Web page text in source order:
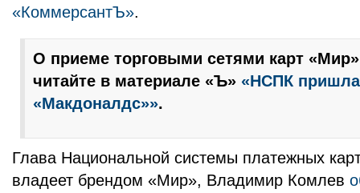
«КоммерсантЪ».
О приеме торговыми сетями карт «Мир»
читайте в материале «Ъ» «НСПК
«Макдоналдс»».
Глава Национальной системы платежных
владеет брендом «Мир», Владимир Комлев